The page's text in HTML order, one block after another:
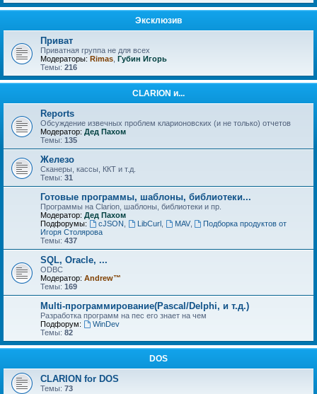
Эксклюзив
Приват
Приватная группа не для всех
Модераторы: Rimas
Губин Игорь
Темы: 216
CLARION и...
Reports
Обсуждение извечных проблем кларионовских (и не только) отчетов
Модератор: Дед Пахом
Темы: 135
Железо
Сканеры, кассы, ККТ и т.д.
Темы: 31
Готовые программы, шаблоны, библиотеки...
Программы на Clarion, шаблоны, библиотеки и пр.
Модератор: Дед Пахом
Подфорумы:
cJSON LibCurl MAV,
Подборка продуктов от
Игоря Столярова
Темы: 437
SQL, Oracle, ...
ODBC
Модератор: Andrew™
Темы: 169
Multi-программирование(Pascal/Delphi, и т.д.)
Разработка программ на пес его знает на чем
Подфорум:
WinDev
Темы: 82
DOS
CLARION for DOS
Темы: 73